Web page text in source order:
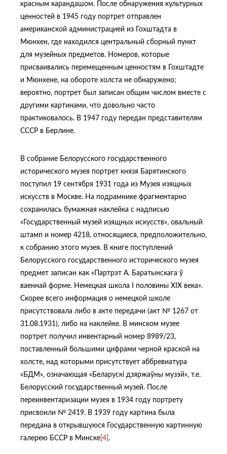
красным карандашом. После обнаружения культурных
ценностей в 1945 году портрет отправлен
американской администрацией из Гохштадта в
Мюнхен, где находился центральный сборный пункт
для музейных предметов. Номеров, которые
присваивались перемещенным ценностям в Гохштадте
и Мюнхене, на обороте холста не обнаружено;
вероятно, портрет был записан общим числом вместе с
другими картинами, что довольно часто
практиковалось. В 1947 году передан представителям
СССР в Берлине.
В собрание Белорусского государственного
исторического музея портрет князя Барятинского
поступил 19 сентября 1931 года из Музея изящных
искусств в Москве. На подрамнике фрагментарно
сохранилась бумажная наклейка с надписью
«Государственный музей изящных искусств», овальный
штамп и номер 4218, относящиеся, предположительно,
к собранию этого музея. В книге поступлений
Белорусского государственного исторического музея
предмет записан как «Партрэт А. Баратынскага ў
ваеннай форме. Немецкая школа I половины ХIХ века».
Скорее всего информация о немецкой школе
присутствовала либо в акте передачи (акт № 1267 от
31.08.1931), либо на наклейке. В минском музее
портрет получил инвентарный номер 8989/23,
поставленный большими цифрами черной краской на
холсте, над которыми присутствует аббревиатура
«БДМ», означающая «Беларускі дзяржаўны музэй», т.е.
Белорусский государственный музей. После
переинвентаризации музея в 1934 году портрету
присвоили № 2419. В 1939 году картина была
передана в открывшуюся Государственную картинную
галерею БССР в Минске [4] .